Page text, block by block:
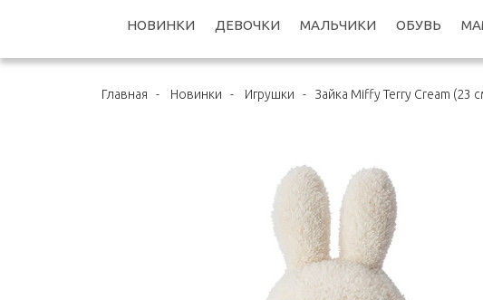
НОВИНКИ ДЕВОЧКИ МАЛЬЧИКИ ОБУВЬ
Главная - Новинки - Игрушки - Зайка Miffy Terry Cream (23